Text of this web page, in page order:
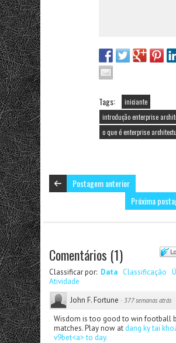
Tags:
iniciante
introdução enterprise
o que é enterprise
Postagem anterior
Próxima
Comentários (1)
Classificar por: Data Classificação
Atividade
John F. Fortune · 377 semanas atrás
Wisdom is too good to win football
matches. Play now at dang ky tai
v9bet<a> to day.